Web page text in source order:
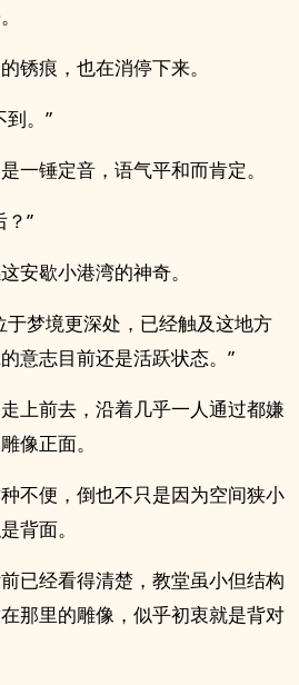
锈痕，也在消停下来。
到。”
一锤定音，语气平和而肯定。
？”
安歇小港湾的神奇。
于梦境更深处，已经触及这地方
意志目前还是活跃状态。”
上前去，沿着几乎一人通过都嫌
像正面。
不便，倒也不只是因为空间狭小
背面。
已经看得清楚，教堂虽小但结构
那里的雕像，似乎初衷就是背对